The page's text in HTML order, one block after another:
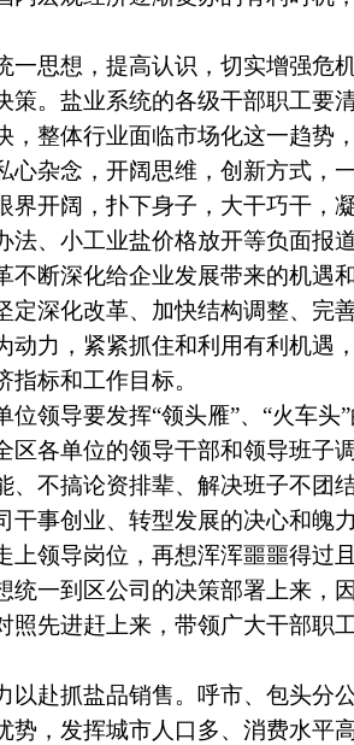
一思想，提高认识，切实增强危
策。盐业系统的各级干部职工要
，整体行业面临市场化这一趋势
心杂念，开阔思维，创新方式，
界开阔，扑下身子，大干巧干，
法、小工业盐价格放开等负面报
不断深化给企业发展带来的机遇
定深化改革、加快结构调整、完
动力，紧紧抓住和利用有利机遇
指标和工作目标。
位领导要发挥“领头雁”、“火车
区各单位的领导干部和领导班子
、不搞论资排辈、解决班子不团
干事创业、转型发展的决心和魄
上领导岗位，再想浑浑噩噩得过
统一到区公司的决策部署上来，
照先进赶上来，带领广大干部职
以赴抓盐品销售。呼市、包头分
势，发挥城市人口多、消费水平